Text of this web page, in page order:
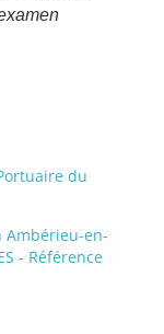
du
Ambérieu-en-
- Référence